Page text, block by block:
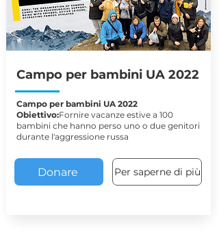
Campo per bambini UA 2022
Campo per bambini UA 2022
Obiettivo:Fornire vacanze estive a 100
bambini che hanno perso uno o due genitori
durante l'aggressione russa
Donare Per saperne di più